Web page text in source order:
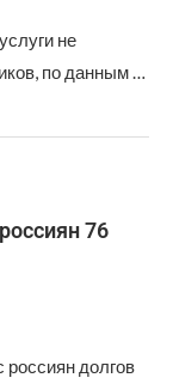
не
по данным …
76
долгов